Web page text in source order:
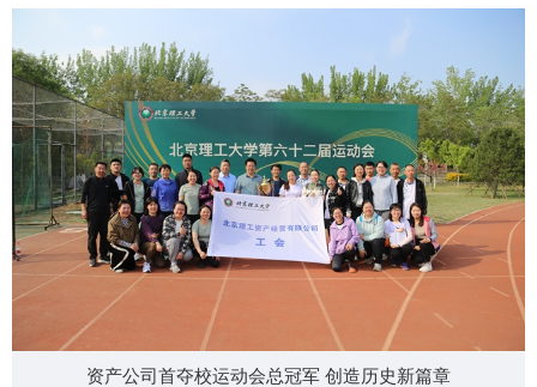
资产公司首夺校运动会总冠军 创造历史新篇章